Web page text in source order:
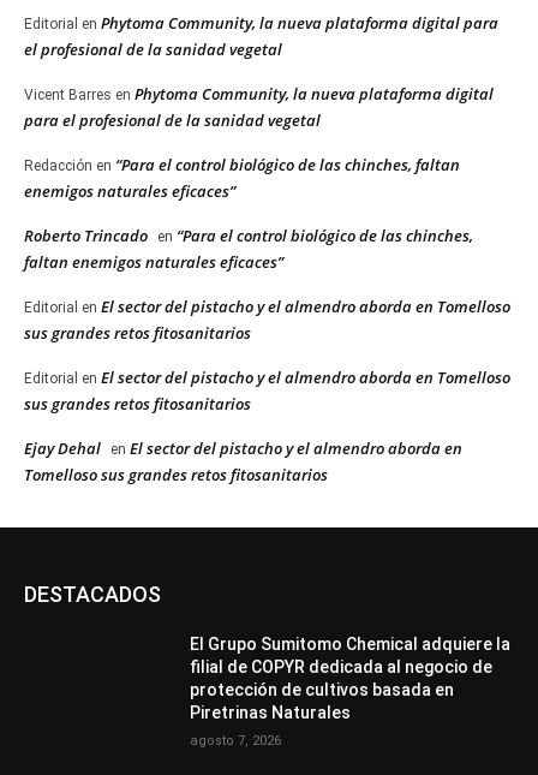
Editorial en Phytoma Community, la nueva plataforma digital para
el profesional de la sanidad vegetal
Vicent Barres en Phytoma Community, la nueva plataforma digital
para el profesional de la sanidad vegetal
Redacción en “Para el control biológico de las chinches, faltan
enemigos naturales eficaces”
Roberto Trincado en “Para el control biológico de las chinches,
faltan enemigos naturales eficaces”
Editorial en El sector del pistacho y el almendro aborda en Tomelloso
sus grandes retos fitosanitarios
Editorial en El sector del pistacho y el almendro aborda en Tomelloso
sus grandes retos fitosanitarios
Ejay Dehal en El sector del pistacho y el almendro aborda en
Tomelloso sus grandes retos fitosanitarios
DESTACADOS
El Grupo Sumitomo Chemical adquiere la
filial de COPYR dedicada al negocio de
protección de cultivos basada en
Piretrinas Naturales
agosto 7, 2026